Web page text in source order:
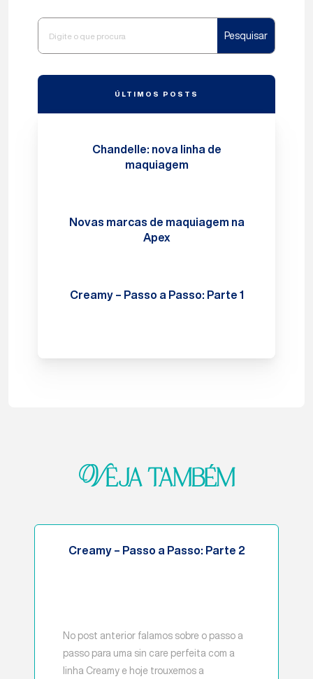
Pesquisar
ÚLTIMOS POSTS
Chandelle: nova linha de
maquiagem
Novas marcas de maquiagem na
Apex
Creamy – Passo a Passo: Parte 1
Veja também
Creamy – Passo a Passo: Parte 2
No post anterior falamos sobre o passo a
passo para uma sin care perfeita com a
linha Creamy e hoje trouxemos a